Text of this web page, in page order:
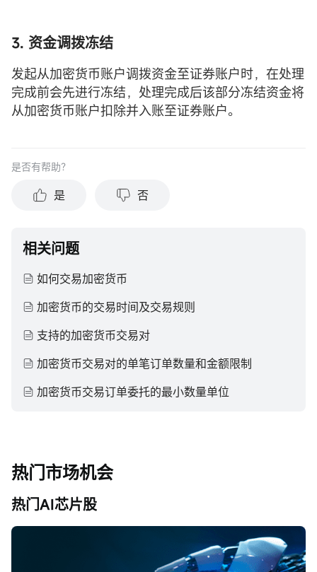
3. 资金调拨冻结
发起从加密货币账户调拨资金至证券账户时，在处理
完成前会先进行冻结，处理完成后该部分冻结资金将
从加密货币账户扣除并入账至证券账户。
是否有帮助？
是 否
相关问题
如何交易加密货币
加密货币的交易时间及交易规则
支持的加密货币交易对
加密货币交易对的单笔订单数量和金额限制
加密货币交易订单委托的最小数量单位
热门市场机会
热门AI芯片股